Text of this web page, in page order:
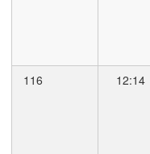
116 12:14